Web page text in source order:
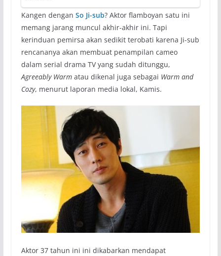
Kangen dengan So Ji-sub? Aktor flamboyan satu ini
memang jarang muncul akhir-akhir ini. Tapi
kerinduan pemirsa akan sedikit terobati karena Ji-sub
rencananya akan membuat penampilan cameo
dalam serial drama TV yang sudah ditunggu,
Agreeably Warmatau dikenal juga sebagai Warm and
Cozy, menurut laporan media lokal, Kamis.
Aktor 37 tahun ini ini dikabarkan mendapat